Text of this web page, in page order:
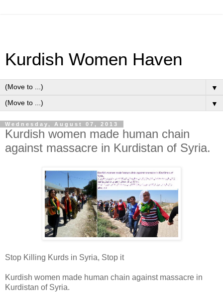
Kurdish Women Haven
▼
▼
Wednesday, August 07, 2013
Kurdish women made human chain
against massacre in Kurdistan of Syria.
Stop Killing Kurds in Syria, Stop it
Kurdish women made human chain against massacre in
Kurdistan of Syria.